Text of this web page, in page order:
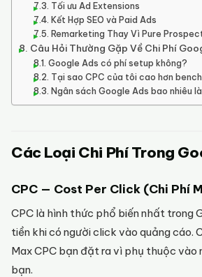
Tối ưu Ad Extensions
Kết Hợp SEO và Paid Ads
Remarketing Thay Vì Pure
Câu Hỏi Thường Gặp Về Chi Phí
Google Ads có phí setup không?
Tại sao CPC của tôi cao hơn
Ngân sách Google Ads bao nhiêu
Các Loại Chi Phí Trong
CPC — Cost Per Click (Chi Phí
CPC là hình thức phổ biến nhất trong
tiền khi có người click vào quảng
Max CPC bạn đặt ra vì phụ thuộc
bạn.